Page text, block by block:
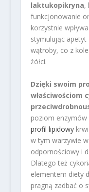
laktukopikryna,
funkcjonowanie
korzystnie
stymulując apetyt
wątroby, co z
żółci.
Dzięki swoim
właściwościom
poziom
profil lipidowy
w tym warzywie
odpornościowy i
Dlatego też
elementem diety
pragną zadbać o